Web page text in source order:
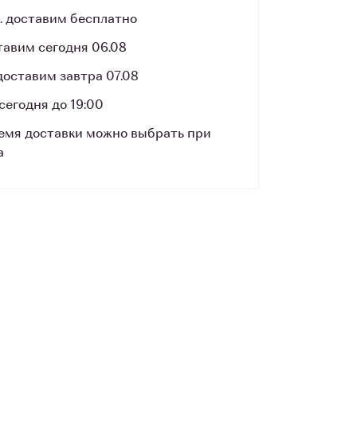
доставим бесплатно
сегодня 06.08
завтра 07.08
до 19:00
доставки можно выбрать при